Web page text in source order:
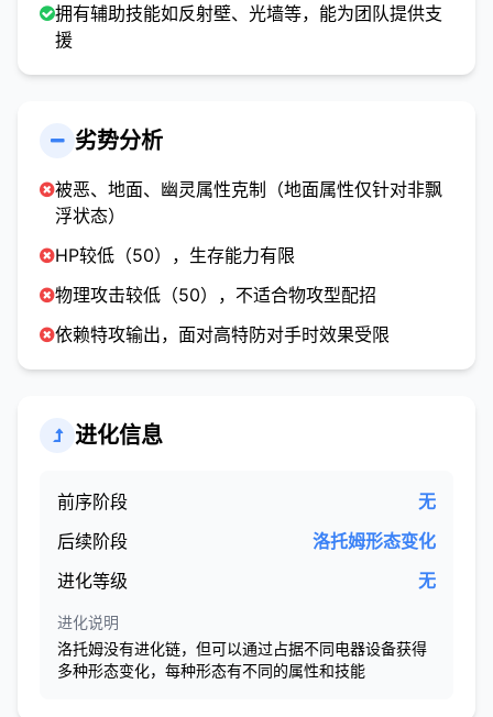
拥有辅助技能如反射壁、光墙等，能为团队提供支
援
劣势分析
被恶、地面、幽灵属性克制（地面属性仅针对非飘
浮状态）
HP较低（50），生存能力有限
物理攻击较低（50），不适合物攻型配招
依赖特攻输出，面对高特防对手时效果受限
进化信息
前序阶段
无
后续阶段
洛托姆形态变化
进化等级
无
进化说明
洛托姆没有进化链，但可以通过占据不同电器设备获得
多种形态变化，每种形态有不同的属性和技能